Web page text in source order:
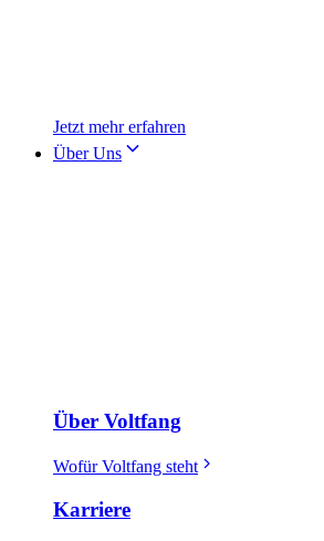
Jetzt mehr erfahren
Über Uns
Über Voltfang
Wofür Voltfang steht
Karriere